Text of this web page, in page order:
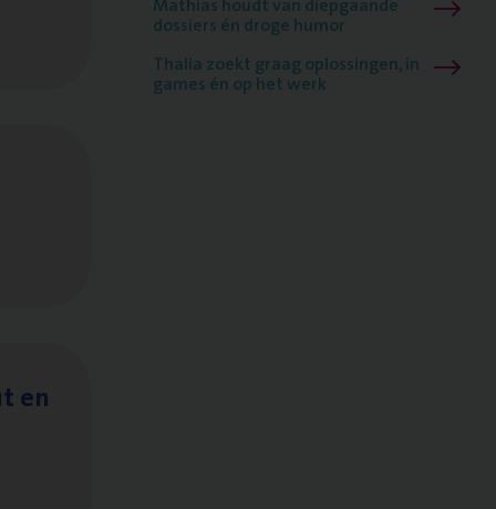
en
dossiers én droge humor
Thalia zoekt graag oplossingen, in
games én op het werk